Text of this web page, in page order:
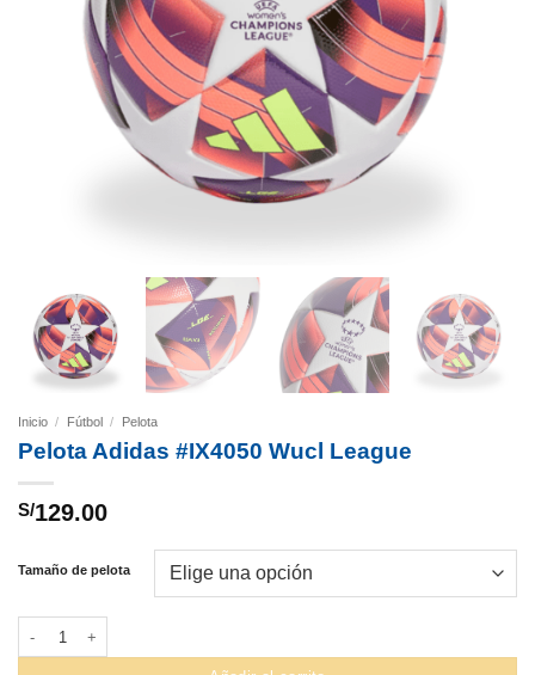
Inicio / Fútbol / Pelota
Pelota Adidas #IX4050 Wucl League
S/129.00
Tamaño de pelota